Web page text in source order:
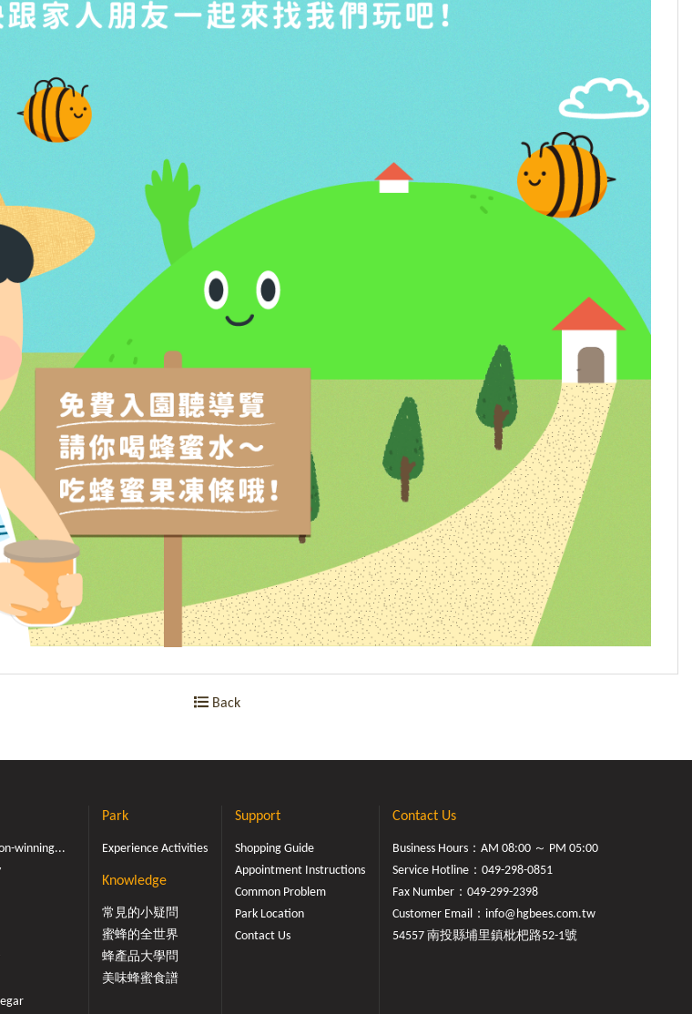
Back
winning...
Park
Experience Activities
Knowledge
常見的小疑問
蜜蜂的全世界
蜂產品大學問
美味蜂蜜食譜
Support
Shopping Guide
Appointment Instructions
Common Problem
Park Location
Contact Us
Contact Us
Business Hours：AM 08:00 ～ PM 05:00
Service Hotline： 049-298-0851
Fax Number：049-299-2398
Customer Email： info@hgbees.com.tw
54557 南投縣埔里鎮枇杷路52-1號